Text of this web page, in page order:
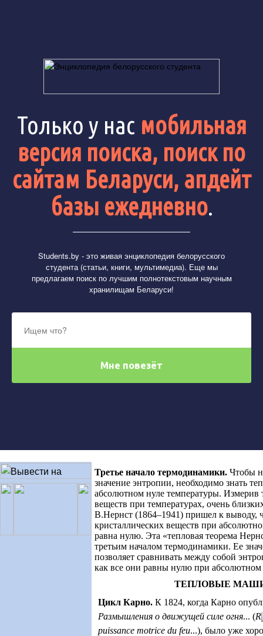
Только у нас мобильная
версия поиска, поиск по
сайтам Беларуси, апдейт
базы ежедневно.
Students.by - это живая энциклопедия белорусского
студента (статьи, книги, мультимедиа). Еще мы
предлагаем поиск по лучшим полнотекстовым научным
хранилищам Беларуси!
Третье начало термодинамики. Чтобы
значение энтропии, необходимо знать
абсолютном нуле температуры. Измерив
веществ при температурах, очень
В.Нернст (1864–1941) пришел к выводу,
кристаллических веществ при
равна нулю. Эта «тепловая теорема
третьим началом термодинамики. Ее
позволяет сравнивать между собой
как все они равны нулю при абсолютном
ТЕПЛОВЫЕ
Цикл Карно. К 1824, когда Карно
Размышления о движущей силе огня... (R
puissance motrice du feu...), было уже